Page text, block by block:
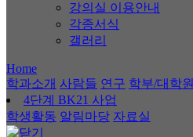
강의실 이용안내
각종서식
갤러리
Home
학과소개 사람들 연구 학부/대학원
4단계 BK21 사업
학생활동 알림마당 자료실